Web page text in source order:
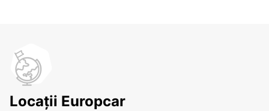
Locații Europcar